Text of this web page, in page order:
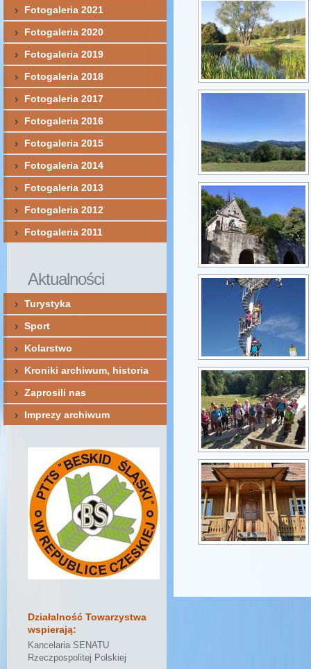
Fotogaleria 2021
Fotogaleria 2020
Fotogaleria 2019
Fotogaleria 2018
Fotogaleria 2017
Fotogaleria 2016
Fotogaleria 2015
Fotogaleria 2014
Fotogaleria 2013
Fotogaleria 2012
Fotogaleria 2011
Aktualności
Turystyka
Sport
Kolarstwo
Kroniki archiwum, historia
Zaprosili nas
Imprezy archiwum
Działalność Towarzystwa
wspierają:
Kancelaria SENATU
Rzeczpospolitej Polskiej